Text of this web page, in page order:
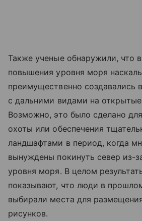
Также ученые обнаружили, что
повышения уровня моря
преимущественно создавались
с дальними видами на
Возможно, это было сделано
охоты или обеспечения
ландшафтами в период, когда
вынуждены покинуть север из-
уровня моря. В целом
показывают, что люди в
выбирали места для
рисунков.